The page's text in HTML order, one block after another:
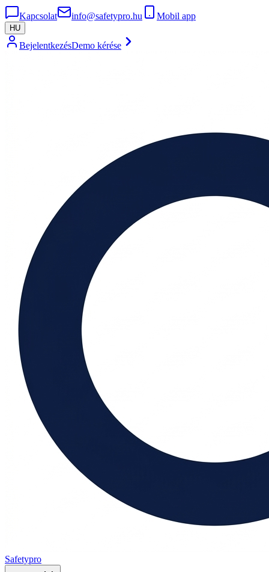
Kapcsolat info@safetypro.hu Mobil app
HU
BejelentkezésDemo kérése
Safetypro